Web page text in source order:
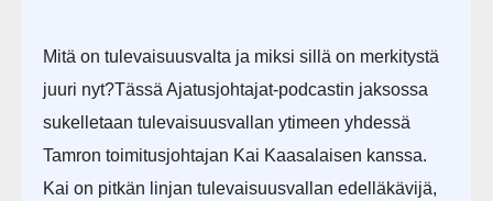
Mitä on tulevaisuusvalta ja miksi sillä on merkitystä
juuri nyt?Tässä Ajatusjohtajat-podcastin jaksossa
sukelletaan tulevaisuusvallan ytimeen yhdessä
Tamron toimitusjohtajan Kai Kaasalaisen kanssa.
Kai on pitkän linjan tulevaisuusvallan edelläkävijä,